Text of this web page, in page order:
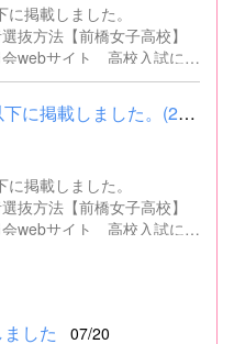
ください。 （1）地
以下のいずれかに該当す
・群馬県職員と
処分の日から2年を経過
条までに規定する罪を犯
する政党その他の団体を
民
を受けている者（心...
掲載しました。
抜方法【前橋女子高校】
webサイト 高校入試に関
入学者選抜に関する情報を以下に掲載しました。(2026.8.4) ■令和...
掲載しました。
抜方法【前橋女子高校】
webサイト 高校入試に関
した 07/20